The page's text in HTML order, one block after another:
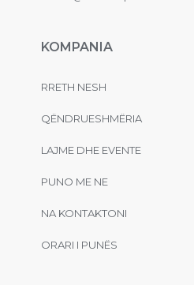
KOMPANIA
RRETH NESH
QËNDRUESHMËRIA
LAJME DHE EVENTE
PUNO ME NE
NA KONTAKTONI
ORARI I PUNËS